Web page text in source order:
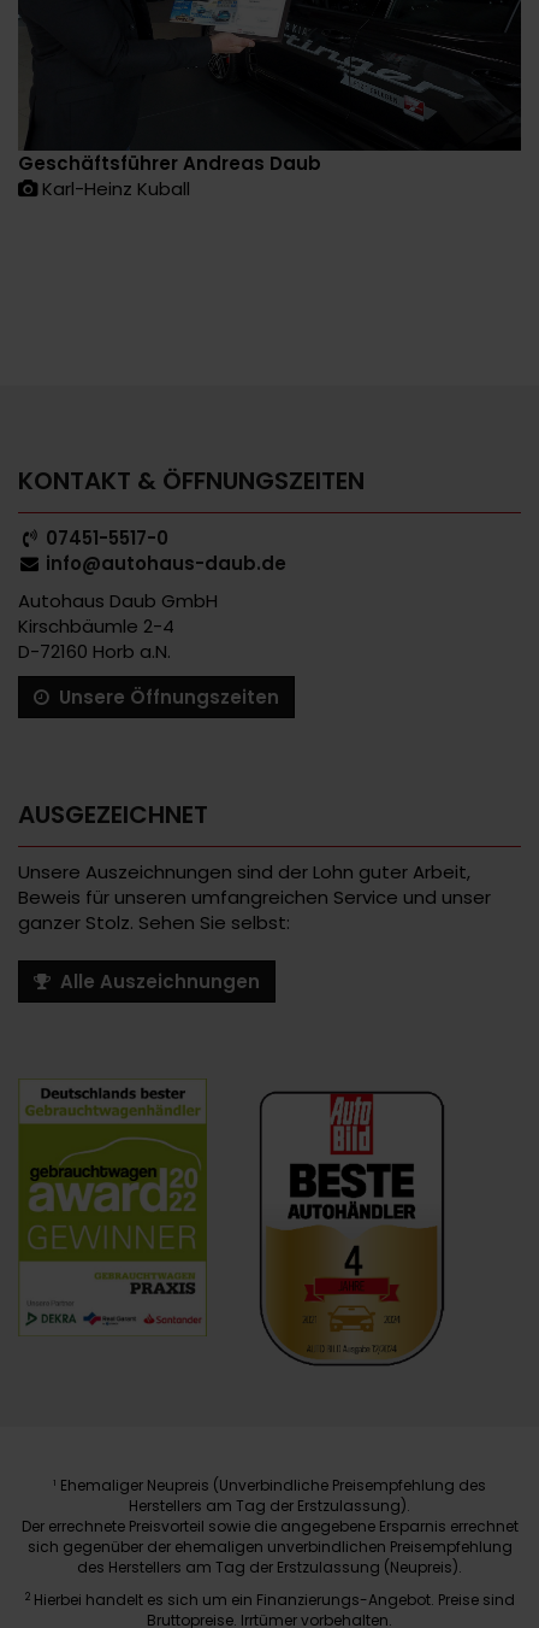
Geschäftsführer Andreas Daub
Karl-Heinz Kuball
KONTAKT & ÖFFNUNGSZEITEN
07451-5517-0
info@autohaus-daub.de
Autohaus Daub GmbH
Kirschbäumle 2-4
D-72160 Horb a.N.
Unsere Öffnungszeiten
AUSGEZEICHNET
Unsere Auszeichnungen sind der Lohn guter Arbeit,
Beweis für unseren umfangreichen Service und unser
ganzer Stolz. Sehen Sie selbst:
Alle Auszeichnungen
1 Ehemaliger Neupreis (Unverbindliche Preisempfehlung des
Herstellers am Tag der Erstzulassung).
Der errechnete Preisvorteil sowie die angegebene Ersparnis errechnet
sich gegenüber der ehemaligen unverbindlichen Preisempfehlung
des Herstellers am Tag der Erstzulassung (Neupreis).
2 Hierbei handelt es sich um ein Finanzierungs-Angebot. Preise sind
Bruttopreise. Irrtümer vorbehalten.